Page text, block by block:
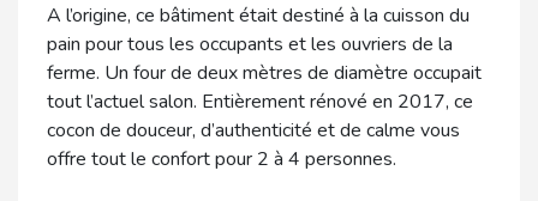
A l’origine, ce bâtiment était destiné à la cuisson du
pain pour tous les occupants et les ouvriers de la
ferme. Un four de deux mètres de diamètre occupait
tout l’actuel salon. Entièrement rénové en 2017, ce
cocon de douceur, d’authenticité et de calme vous
offre tout le confort pour 2 à 4 personnes.